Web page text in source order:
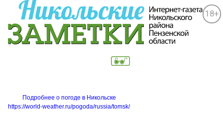
18+
Подробнее о погоде в Никольске
https://world-weather.ru/pogoda/russia/tomsk/